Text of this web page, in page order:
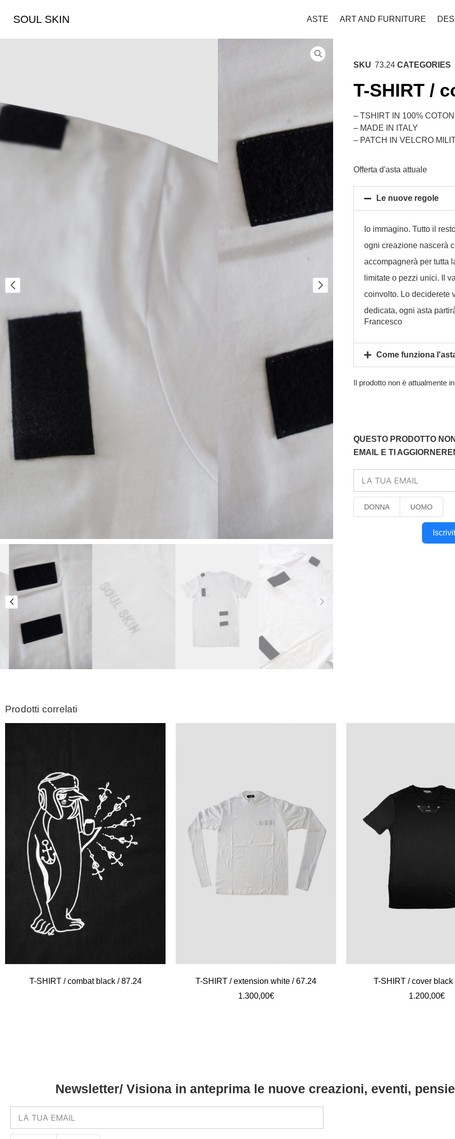
SOUL SKIN ASTE ART AND FURNITURE
SKU73.24 CATEGORIES
T-SHIRT /
– TSHIRT IN 100%
– MADE IN ITALY
– PATCH IN VELCRO
Offerta d'asta attuale
Le nuove regole
Io immagino. Tutto il
ogni creazione nascerà
accompagnerà per tutta
limitate o pezzi unici. Il
coinvolto. Lo deciderete
dedicata, ogni asta
Francesco
Come funziona
Il prodotto non è attualmente
QUESTO PRODOTTO
EMAIL E TI
DONNA UOMO
Prodotti correlati
T-SHIRT / combat black / 87.24
T-SHIRT / extension white / 67.24
1.300,00€
T-SHIRT / cover black
1.200,00€
Newsletter/ Visiona in anteprima le nuove creazioni, eventi,